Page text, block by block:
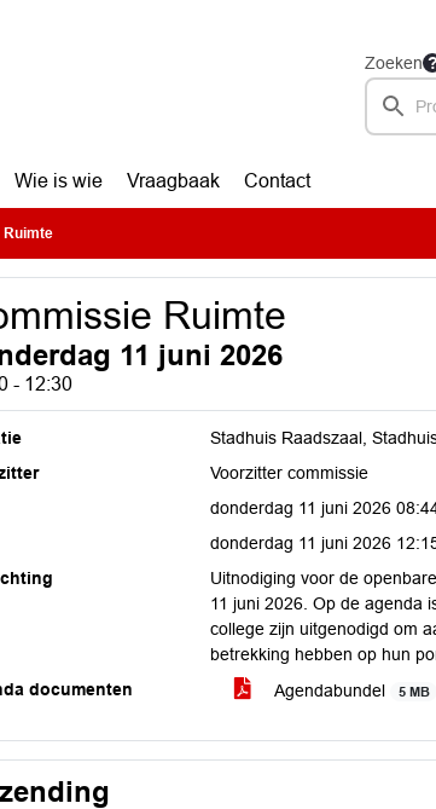
Zoeken
Wie is wie Vraagbaak Contact
Ruimte
Ruimte
11 juni 2026
- 12:30
Stadhuis Raadszaal,
Voorzitter commissie
donderdag 11 juni 2026
donderdag 11 juni 2026
Uitnodiging voor de
11 juni 2026. Op de agenda
college zijn uitgenodigd om
betrekking hebben op hun
documenten
Agendabundel 5 MB